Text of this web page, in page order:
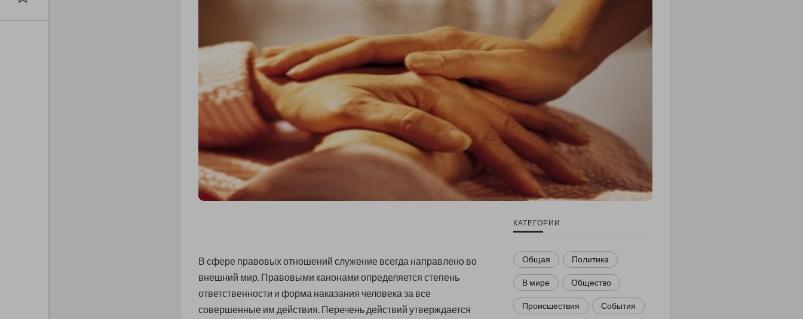
В сфере правовых отношений служение всегда направлено во
внешний мир. Правовыми канонами определяется степень
ответственности и форма наказания человека за все
совершенные им действия. Перечень действий утверждается
КАТЕГОРИИ
Общая Политика
В мире Общество
Происшествия События